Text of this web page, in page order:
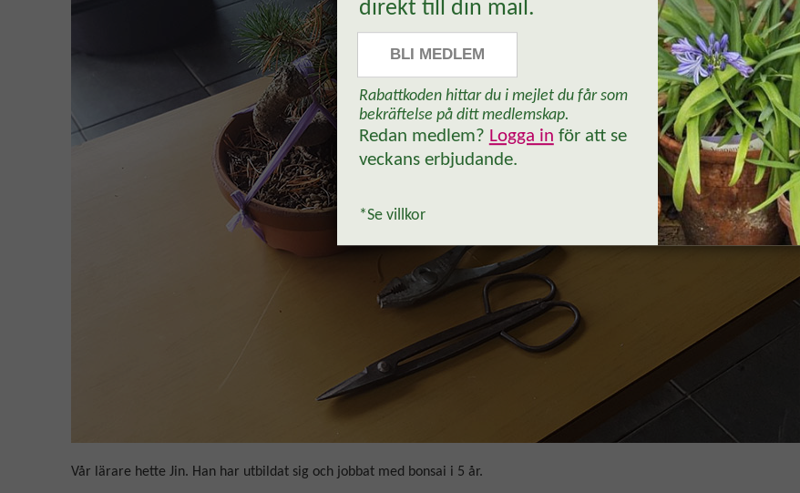
Vår lärare hette Jin. Han har utbildat sig och jobbat med bonsai i 5 år.
Ja, tack!
direkt till din mail.
BLI MEDLEM
Rabattkoden hittar du i mejlet du får som
bekräftelse på ditt medlemskap.
Redan medlem? Logga in för att se
veckans erbjudande.
*Se villkor